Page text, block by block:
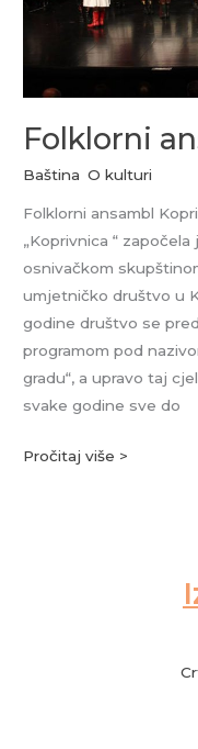
Folklorni
Baština ,O kulturi
Folklorni ansambl
„Koprivnica “ započela
osnivačkom
umjetničko društvo u
godine društvo se
programom pod
gradu“, a upravo taj
svake godine sve do
Pročitaj više >